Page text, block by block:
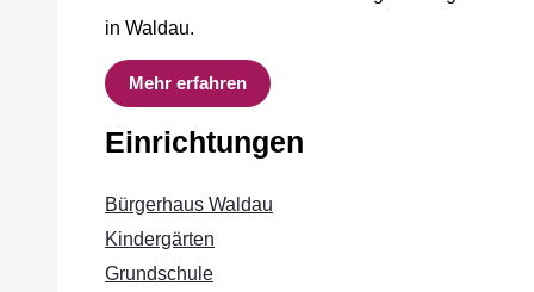
in Waldau.
Mehr erfahren
Einrichtungen
Bürgerhaus Waldau
Kindergärten
Grundschule